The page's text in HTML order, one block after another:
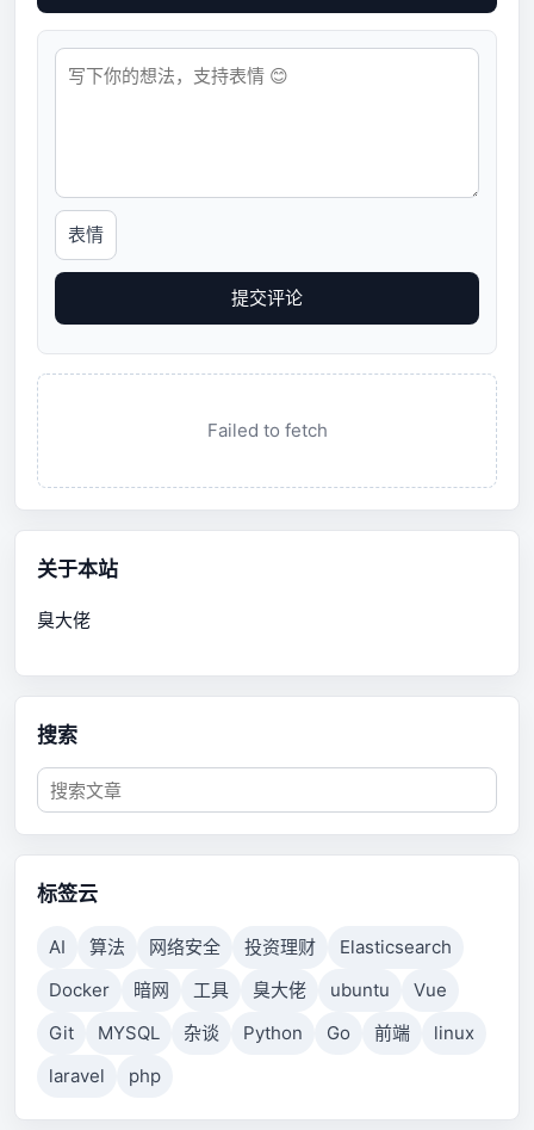
表情
提交评论
Failed to fetch
关于本站
臭大佬
搜索
标签云
AI 算法 网络安全 投资理财
Elasticsearch
Docker
暗网 工具 臭大佬 ubuntu
Vue
Git
MYSQL 杂谈 Python Go 前端
linux
laravel
php